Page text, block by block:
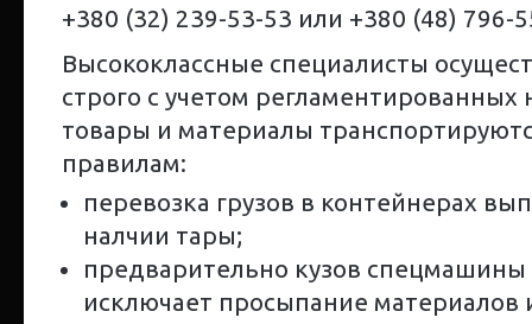
+380 (32) 239-53-53 или +380 (48) 796-
Высококлассные специалисты
строго с учетом
товары и материалы
правилам:
перевозка грузов в контейнерах
налчии тары;
предварительно кузов спецмашины
исключает просыпание материалов